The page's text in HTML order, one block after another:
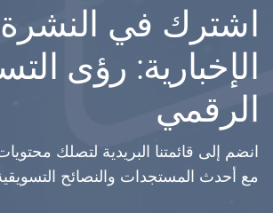
اشترك في النشرة
الإخبارية: رؤى
الرقمي
انضم إلى قائمتنا البريدية لتصلك
مع أحدث المستجدات والنصائح